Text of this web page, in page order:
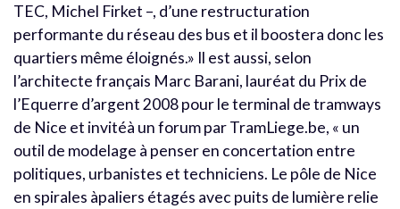
TEC, Michel Firket –, d’une restructuration
performante du réseau des bus et il boostera donc les
quartiers même éloignés.» Il est aussi, selon
l’architecte français Marc Barani, lauréat du Prix de
l’Equerre d’argent 2008 pour le terminal de tramways
de Nice et invitéà un forum par TramLiege.be, « un
outil de modelage à penser en concertation entre
politiques, urbanistes et techniciens. Le pôle de Nice
en spirales àpaliers étagés avec puits de lumière relie